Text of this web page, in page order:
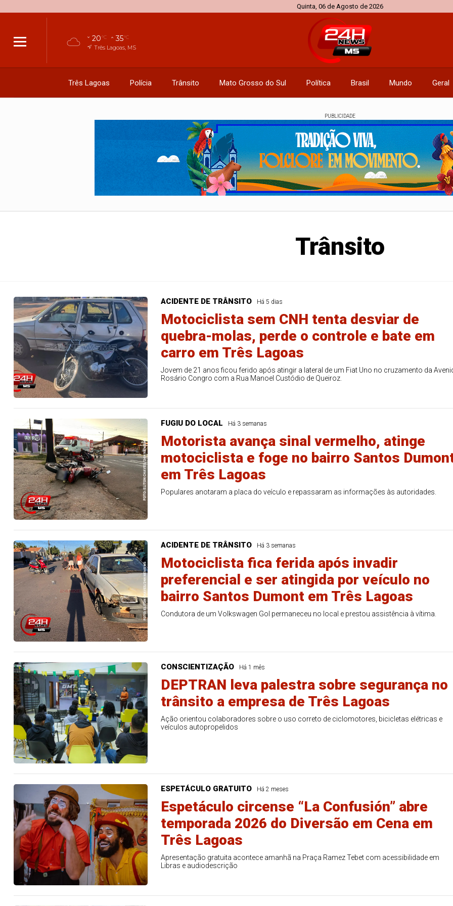
Quinta, 06 de Agosto de 2026
20°C 35°C
Três Lagoas, MS
Três Lagoas Polícia Trânsito Mato Grosso do Sul Política Brasil Mundo Geral
PUBLICIDADE
Trânsito
ACIDENTE DE TRÂNSITO Há 5 dias
Motociclista sem CNH tenta desviar de
quebra-molas, perde o controle e bate em
carro em Três Lagoas
Jovem de 21 anos ficou ferido após atingir a lateral de um Fiat Uno no cruzamento da
Rosário Congro com a Rua Manoel Custódio de Queiroz.
FUGIU DO LOCAL Há 3 semanas
Motorista avança sinal vermelho, atinge
motociclista e foge no bairro Santos
em Três Lagoas
Populares anotaram a placa do veículo e repassaram as informações às autoridades.
ACIDENTE DE TRÂNSITO Há 3 semanas
Motociclista fica ferida após invadir
preferencial e ser atingida por veículo no
bairro Santos Dumont em Três Lagoas
Condutora de um Volkswagen Gol permaneceu no local e prestou assistência à vítima.
CONSCIENTIZAÇÃO Há 1 mês
DEPTRAN leva palestra sobre segurança no
trânsito a empresa de Três Lagoas
Ação orientou colaboradores sobre o uso correto de ciclomotores, bicicletas elétricas e
veículos autopropelidos
ESPETÁCULO GRATUITO Há 2 meses
Espetáculo circense “La Confusión” abre
temporada 2026 do Diversão em Cena em
Três Lagoas
Apresentação gratuita acontece amanhã na Praça Ramez Tebet com acessibilidade em
Libras e audiodescrição